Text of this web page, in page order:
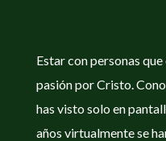
Estar con personas
pasión por Cristo.
has visto solo en
años virtualmente se